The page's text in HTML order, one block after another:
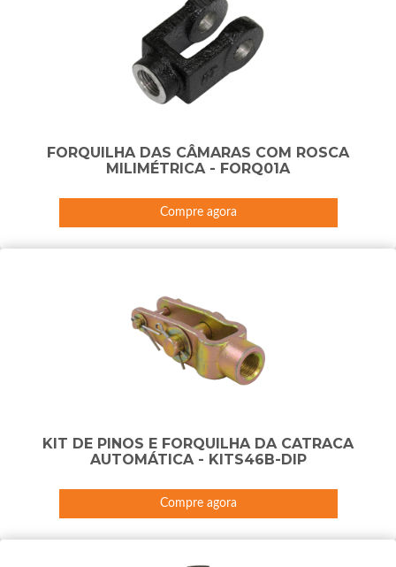
FORQUILHA DAS CÂMARAS COM ROSCA
MILIMÉTRICA - FORQ01A
Compre agora
KIT DE PINOS E FORQUILHA DA CATRACA
AUTOMÁTICA - KITS46B-DIP
Compre agora